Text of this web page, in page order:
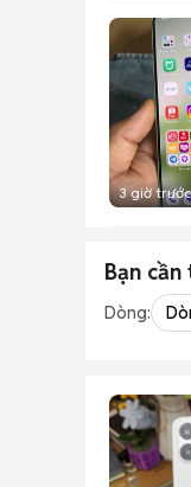
3 giờ trước
Bạn cần
Dòng: